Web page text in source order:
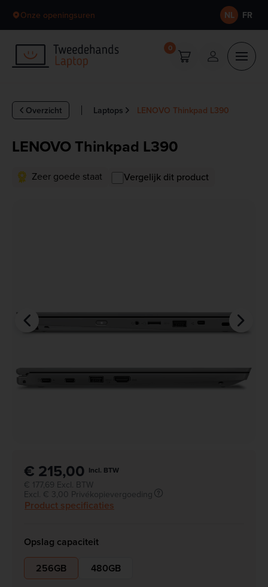
Onze openingsuren NL FR
0
Laptops LENOVO Thinkpad L390
Overzicht
LENOVO Thinkpad L390
Zeer goede staat Vergelijk dit product
€ 215,00 Incl. BTW
€ 177,69 Excl. BTW
Excl. € 3,00 Privékopievergoeding
Product specificaties
Opslag capaciteit
256GB
480GB